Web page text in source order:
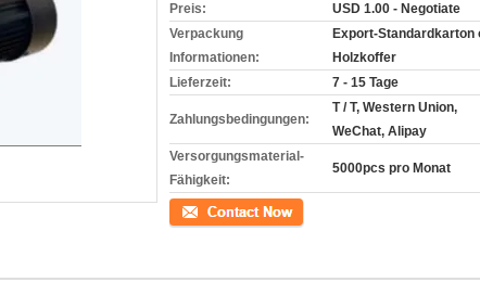
Preis:
USD 1.00 - Negotiate
Verpackung
Informationen:
Export-Standardkarton
Holzkoffer
Lieferzeit:
7 - 15 Tage
Zahlungsbedingungen:
T / T, Western Union,
WeChat, Alipay
Versorgungsmaterial-
Fähigkeit:
5000pcs pro Monat
Kontakt